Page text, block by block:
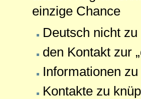
einzige Chance
Deutsch nicht
den Kontakt zur
Informationen
Kontakte zu